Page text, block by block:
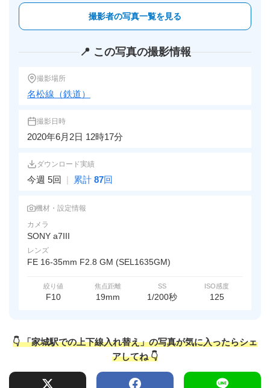
撮影者の写真一覧を見る
📍 この写真の撮影情報
撮影場所
名松線（鉄道）
撮影日時
2020年6月2日 12時17分
ダウンロード実績
今週 5回 | 累計 87回
機材・設定情報
カメラ
SONY a7III
レンズ
FE 16-35mm F2.8 GM (SEL1635GM)
絞り値
F10
焦点距離
19mm
SS
1/200秒
ISO感度
125
👇 「家城駅での上下線入れ替え」の写真が気に入ったらシェ
アしてね 👇